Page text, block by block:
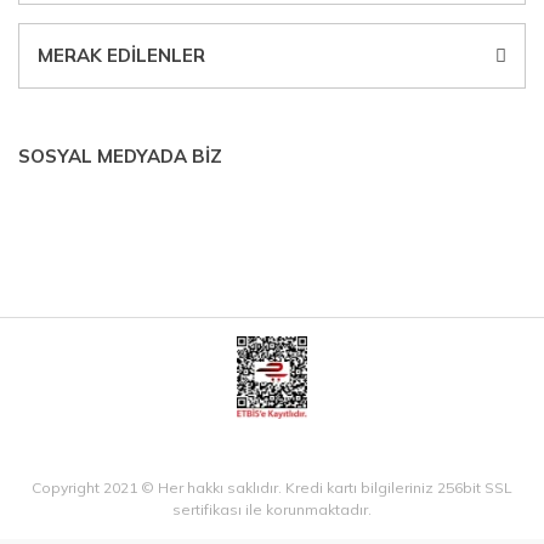
MERAK EDİLENLER
SOSYAL MEDYADA BİZ
Copyright 2021 © Her hakkı saklıdır. Kredi kartı bilgileriniz 256bit SSL
sertifikası ile korunmaktadır.